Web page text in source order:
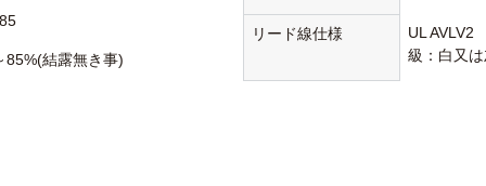
85%(結露無き事)
リード線仕様
UL
級：白又